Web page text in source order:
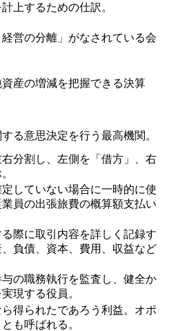
上するための仕訳。
営の分離」がなされている会
産の増減を把握できる決算
る意思決定を行う最高機関。
分割し、左側を「借方」、右
していない場合に一時的に使
員の出張旅費の概算額支払い
際に取引内容を詳しく記録す
負債、資本、費用、収益など
の職務執行を監査し、健全か
現する役員。
得られたであろう利益。オポ
も呼ばれる。